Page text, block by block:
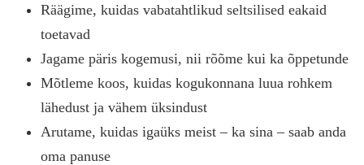
Räägime, kuidas vabatahtlikud seltsilised eakaid
toetavad
Jagame päris kogemusi, nii rõõme kui ka õppetunde
Mõtleme koos, kuidas kogukonnana luua rohkem
lähedust ja vähem üksindust
Arutame, kuidas igaüks meist – ka sina – saab anda
oma panuse